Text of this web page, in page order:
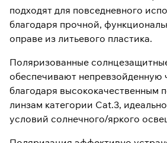
подходят для повседневного
благодаря прочной,
оправе из литьевого пластика.
Поляризованные
обеспечивают непревзойденную
благодаря высококачественным
линзам категории Cat.3,
условий солнечного/яркого